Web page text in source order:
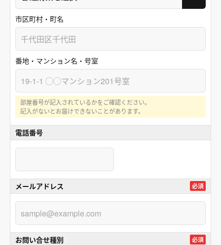
市区町村・町名
番地・マンション名・号室
部屋番号が記入されているかをご確認ください。
記入がないとお届けできないことがあります。
電話番号
メールアドレス 必須
お問い合せ種別 必須